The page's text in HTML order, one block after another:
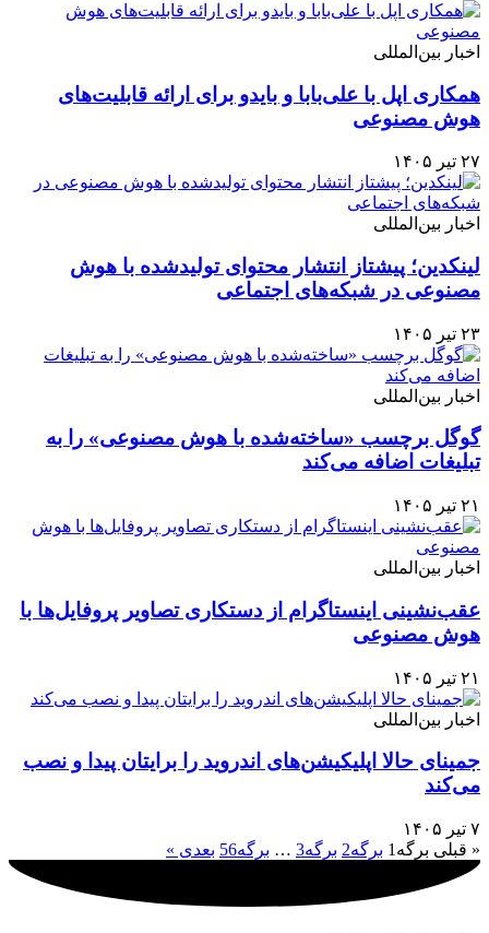
اخبار بین‌المللی
همکاری اپل با علی‌بابا و بایدو برای ارائه قابلیت‌های
هوش مصنوعی
۲۷ تیر ۱۴۰۵
اخبار بین‌المللی
لینکدین؛ پیشتاز انتشار محتوای تولیدشده با هوش
مصنوعی در شبکه‌های اجتماعی
۲۳ تیر ۱۴۰۵
اخبار بین‌المللی
گوگل برچسب «ساخته‌شده با هوش مصنوعی» را به
تبلیغات اضافه می‌کند
۲۱ تیر ۱۴۰۵
اخبار بین‌المللی
عقب‌نشینی اینستاگرام از دستکاری تصاویر پروفایل‌ها با
هوش مصنوعی
۲۱ تیر ۱۴۰۵
اخبار بین‌المللی
جمینای حالا اپلیکیشن‌های اندروید را برایتان پیدا و نصب
می‌کند
۷ تیر ۱۴۰۵
« قبلی برگه 1 برگه2 برگه3
… برگه56 بعدی »